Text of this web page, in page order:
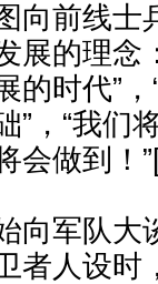
向前线士
展的理念
的时代”
”，“我们
会做到！
军队大
者人设时